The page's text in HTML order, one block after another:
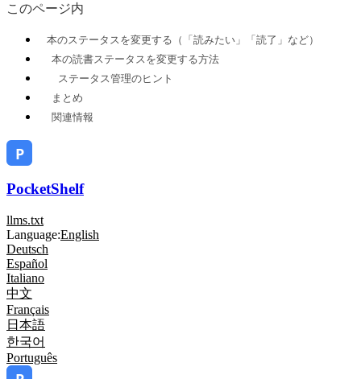
このページ内
本のステータスを変更する（「読みたい」「読了」など）
本の読書ステータスを変更する方法
ステータス管理のヒント
まとめ
関連情報
PocketShelf
llms.txt
Language:English
Deutsch
Español
Italiano
中文
Français
日本語
한국어
Português